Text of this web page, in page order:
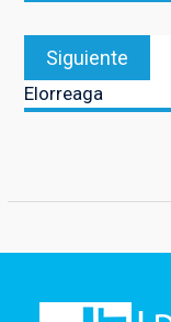
Siguiente
Elorreaga